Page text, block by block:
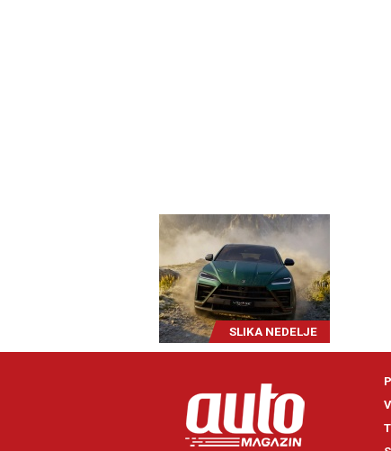
SLIKA NEDELJE